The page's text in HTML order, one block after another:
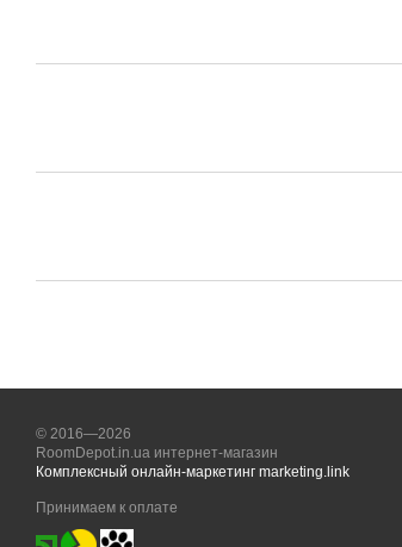
© 2016—2026
RoomDepot.in.ua интернет-магазин
Комплексный онлайн-маркетинг marketing.link
Принимаем к оплате